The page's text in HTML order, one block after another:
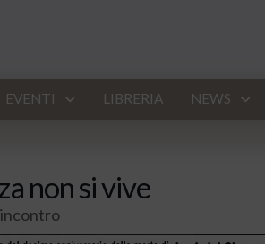
EVENTI LIBRERIA NEWS
non si vive